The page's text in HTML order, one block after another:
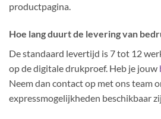
productpagina.
Hoe lang duurt de levering van
De standaard levertijd is 7 tot 12
op de digitale drukproef. Heb je jouw
Neem dan contact op met ons team
expressmogelijkheden beschikbaar